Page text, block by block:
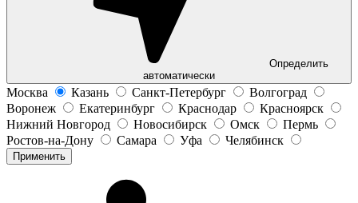
Определить
автоматически
Москва Казань Санкт-Петербург
Волгоград
Воронеж
Екатеринбург Краснодар
Красноярск
Нижний Новгород
Новосибирск Омск
Пермь
Ростов-на-Дону
Самара Уфа Челябинск
Применить